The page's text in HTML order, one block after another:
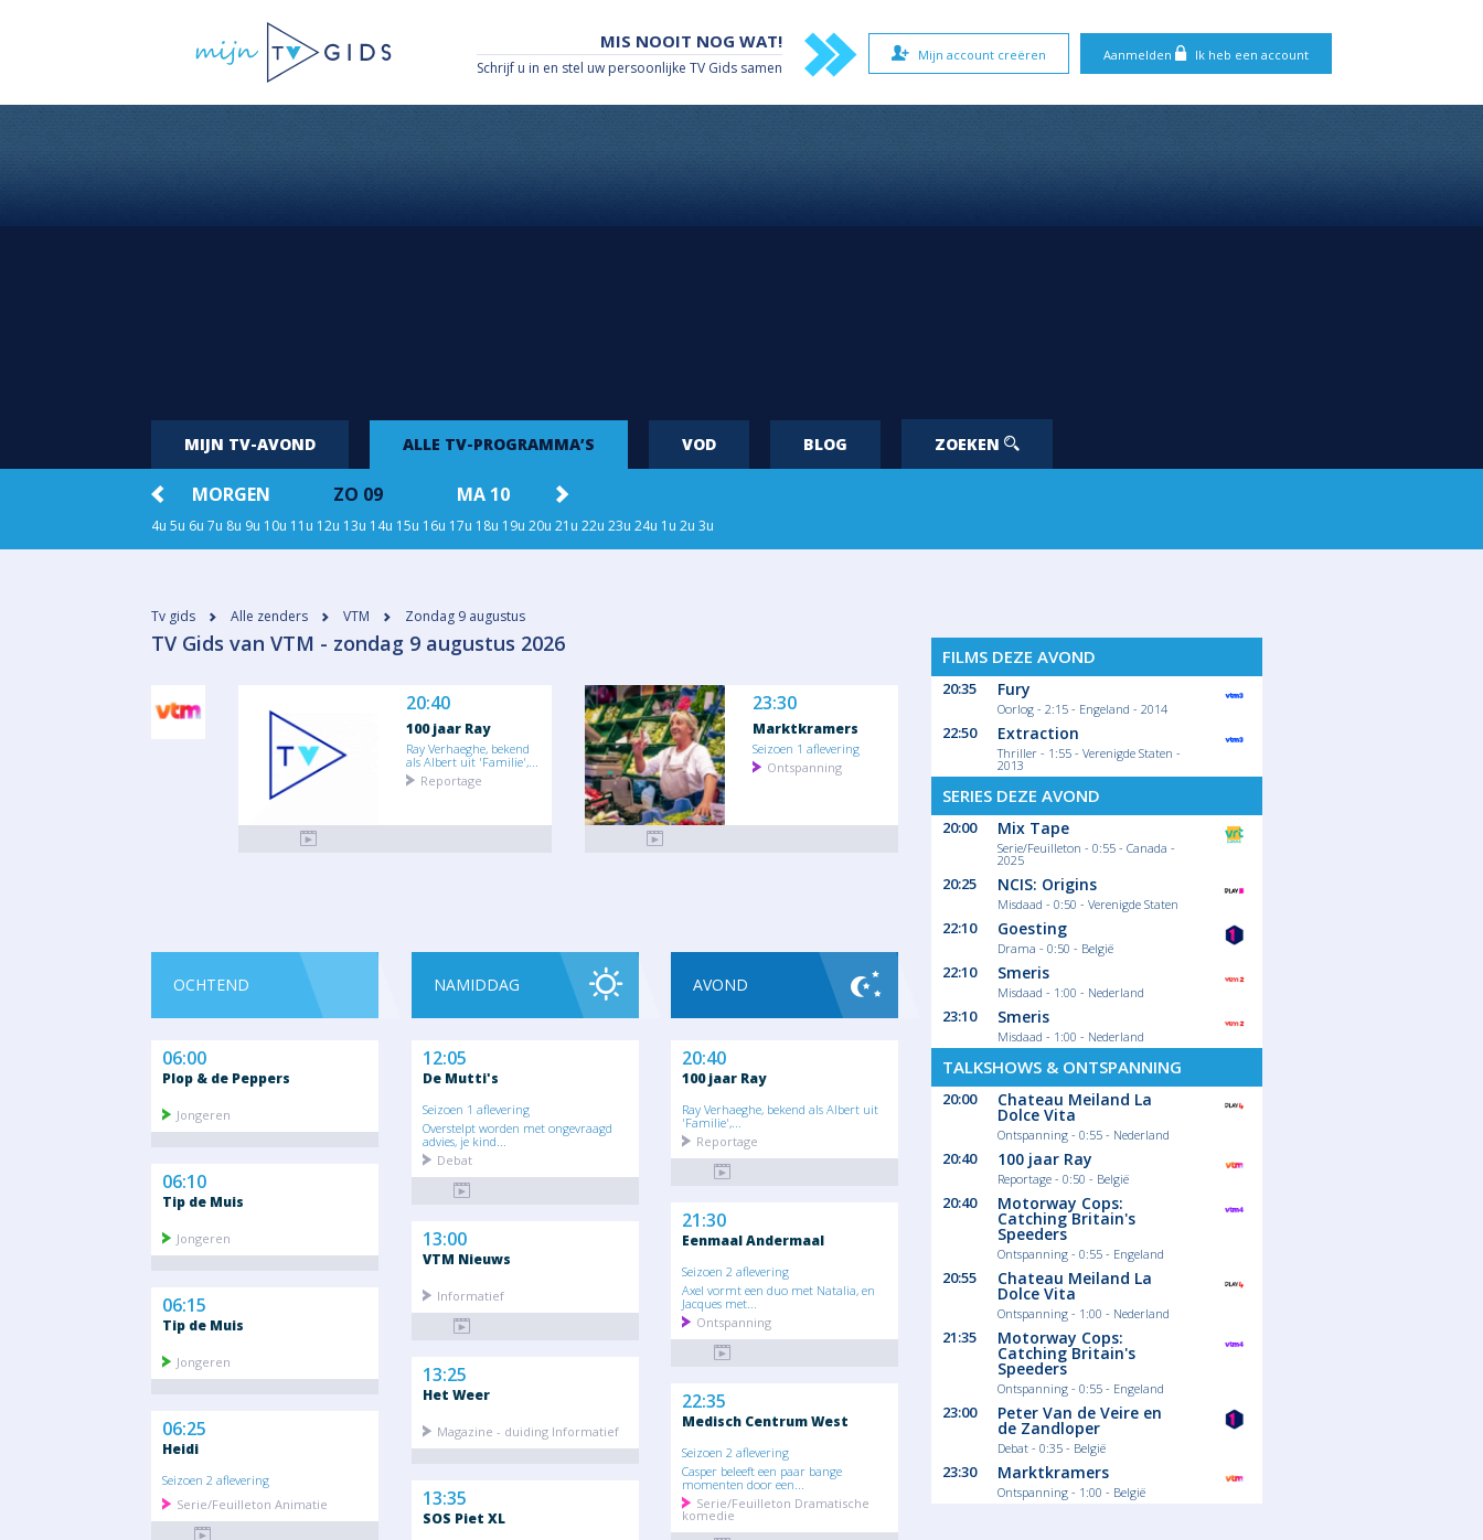
Aanmelden Ik heb een account
Mijn account creëren
MIS NOOIT NOG WAT!
Schrijf u in en stel uw persoonlijke TV Gids samen
MIJN TV-AVOND ALLE TV-PROGRAMMA’S VOD BLOG ZOEKEN
VANAVOND MORGEN ZO 09 MA 10
4u 5u 6u 7u 8u 9u 10u 11u 12u 13u 14u 15u 16u 17u 18u 19u 20u 21u 22u 23u 24u 1u 2u 3u
Tv gids Alle zenders VTM Zondag 9 augustus
​TV Gids van VTM - zondag 9 augustus 2026
20:40
100 jaar Ray
Ray Verhaeghe, bekend
als Albert uit 'Familie',...
Reportage
23:30
Marktkramers
Seizoen 1 aflevering
Ontspanning
OCHTEND
06:00
Plop & de Peppers
Jongeren
06:10
Tip de Muis
Jongeren
06:15
Tip de Muis
Jongeren
06:25
Heidi
Seizoen 2 aflevering
Serie/Feuilleton Animatie
NAMIDDAG
12:05
De Mutti's
Seizoen 1 aflevering
Overstelpt worden met ongevraagd
advies, je kind...
Debat
13:00
VTM Nieuws
Informatief
13:25
Het Weer
Magazine - duiding Informatief
13:35
SOS Piet XL
AVOND
20:40
100 jaar Ray
Ray Verhaeghe, bekend als Albert uit
'Familie',...
Reportage
21:30
Eenmaal Andermaal
Seizoen 2 aflevering
Axel vormt een duo met Natalia, en
Jacques met...
Ontspanning
22:35
Medisch Centrum West
Seizoen 2 aflevering
Casper beleeft een paar bange
momenten door een...
Serie/Feuilleton Dramatische
komedie
FILMS DEZE AVOND
20:35 Fury
Oorlog - 2:15 - Engeland - 2014
22:50 Extraction
Thriller - 1:55 - Verenigde Staten -
2013
SERIES DEZE AVOND
20:00 Mix Tape
Serie/Feuilleton - 0:55 - Canada -
2025
20:25 NCIS: Origins
Misdaad - 0:50 - Verenigde Staten
22:10 Goesting
Drama - 0:50 - België
22:10 Smeris
Misdaad - 1:00 - Nederland
23:10 Smeris
Misdaad - 1:00 - Nederland
TALKSHOWS & ONTSPANNING
20:00 Chateau Meiland La
Dolce Vita
Ontspanning - 0:55 - Nederland
20:40 100 jaar Ray
Reportage - 0:50 - België
20:40 Motorway Cops:
Catching Britain's
Speeders
Ontspanning - 0:55 - Engeland
20:55 Chateau Meiland La
Dolce Vita
Ontspanning - 1:00 - Nederland
21:35 Motorway Cops:
Catching Britain's
Speeders
Ontspanning - 0:55 - Engeland
23:00 Peter Van de Veire en
de Zandloper
Debat - 0:35 - België
23:30 Marktkramers
Ontspanning - 1:00 - België